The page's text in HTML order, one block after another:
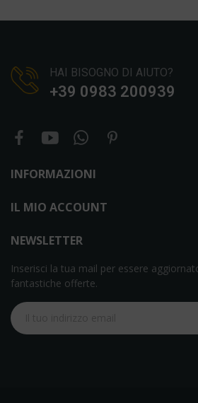
HAI BISOGNO DI AIUTO?
+39 0983 200939
INFORMAZIONI
IL MIO ACCOUNT
NEWSLETTER
Inserisci la tua mail per essere
fantastiche offerte.